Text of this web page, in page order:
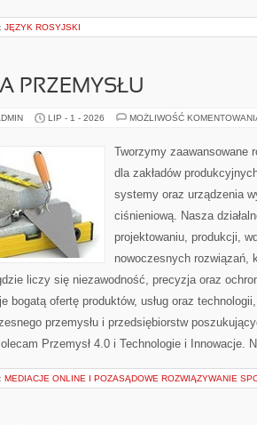
JĘZYK ROSYJSKI
PRZEMYSŁU
LIP - 1 - 2026 MOŻLIWOŚĆ
Tworzymy zaawansowane
dla zakładów
systemy oraz urządzenia
ciśnieniową. Nasza
projektowaniu, produkcji,
nowoczesnych rozwiązań,
liczy się niezawodność, precyzja oraz
bogatą ofertę produktów, usług oraz
przemysłu i przedsiębiorstw
Przemysł 4.0 i Technologie i Innowacje.
MEDIACJE ONLINE I POZASĄDOWE ROZWIĄZYWANIE